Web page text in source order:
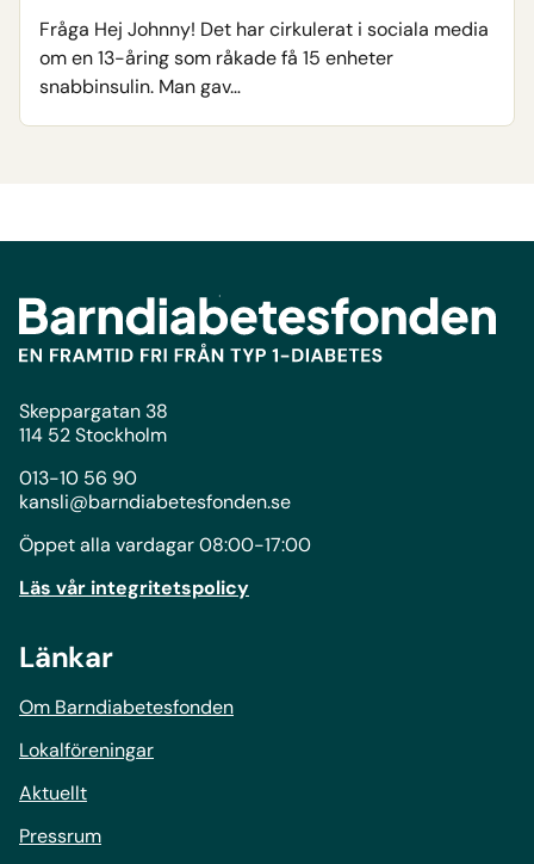
Fråga Hej Johnny! Det har cirkulerat i sociala media
om en 13-åring som råkade få 15 enheter
snabbinsulin. Man gav…
Skeppargatan 38
114 52 Stockholm
013-10 56 90
kansli@barndiabetesfonden.se
Öppet alla vardagar 08:00-17:00
Läs vår integritetspolicy
Länkar
Om Barndiabetesfonden
Lokalföreningar
Aktuellt
Pressrum